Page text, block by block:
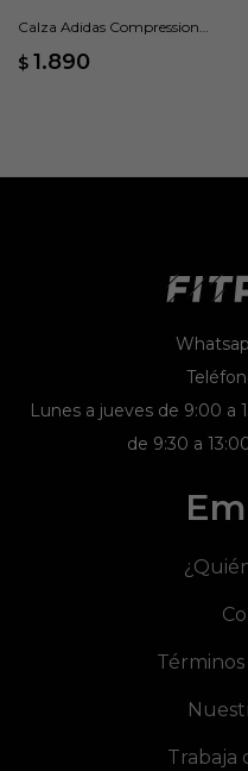
Calza Adidas Compression
$ 1.890
Lunes a jueves de 9:00 a
de 9:30 a
Trabaja